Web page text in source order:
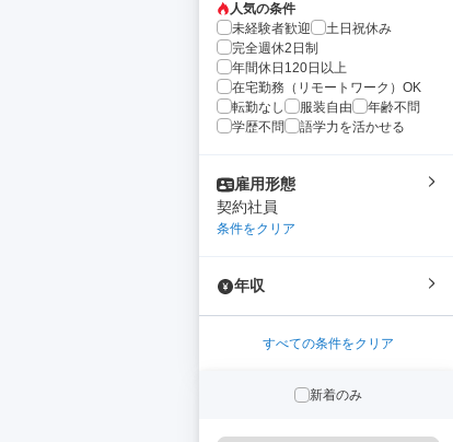
人気の条件
未経験者歓迎
土日祝休み
完全週休2日制
年間休日120日以上
在宅勤務（リモートワーク）OK
転勤なし
服装自由
年齢不問
学歴不問
語学力を活かせる
雇用形態
契約社員
条件をクリア
年収
すべての条件をクリア
新着のみ